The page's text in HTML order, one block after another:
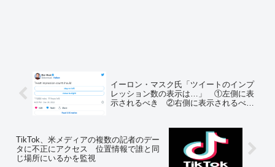
イーロン・マスク氏「ツイートのインプ
レッション数の表示は…」 ①左側に表
示されるべき ②右側に表示されるべ
TikTok、米メディアの複数の記者のデー
タに不正にアクセス 位置情報で誰と同
じ場所にいるかを監視